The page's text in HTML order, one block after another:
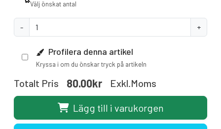
Välj önskat antal
- +
Profilera denna artikel
Kryssa i om du önskar tryck på artikeln
Totalt Pris 80.00kr Exkl.moms
Lägg till i varukorgen